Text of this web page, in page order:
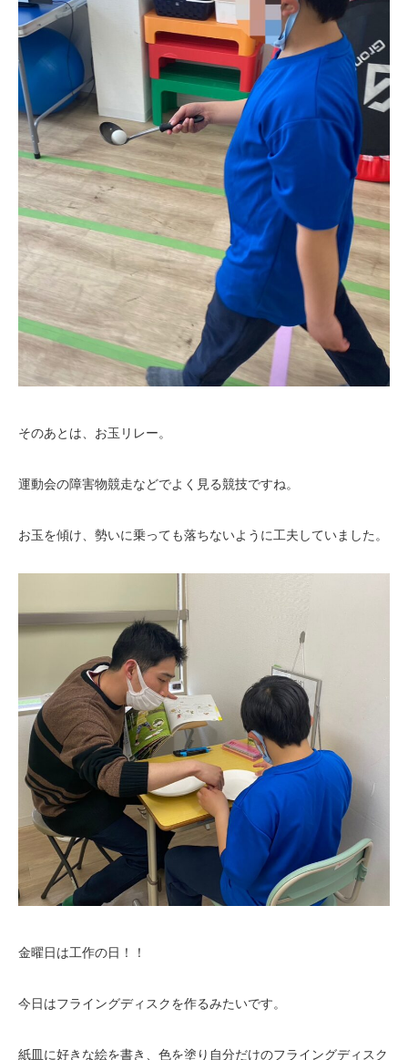
そのあとは、お玉リレー。
運動会の障害物競走などでよく見る競技ですね。
お玉を傾け、勢いに乗っても落ちないように工夫していました。
金曜日は工作の日！！
今日はフライングディスクを作るみたいです。
紙皿に好きな絵を書き、色を塗り自分だけのフライングディスク